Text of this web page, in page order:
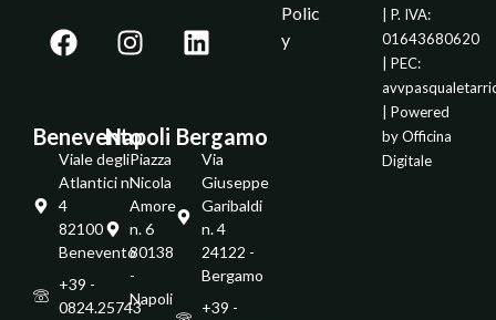
Benevento
Viale degli
Atlantici n.
4
82100 -
Benevento
+39 -
0824.25743
Napoli
Piazza
Nicola
Amore
n. 6
80138
-
Napoli
Bergamo
Via
Giuseppe
Garibaldi
n. 4
24122 -
Bergamo
+39 -
Polic
y
| P. IVA:
01643680620
| PEC:
| Powered
byOfficina
Digitale